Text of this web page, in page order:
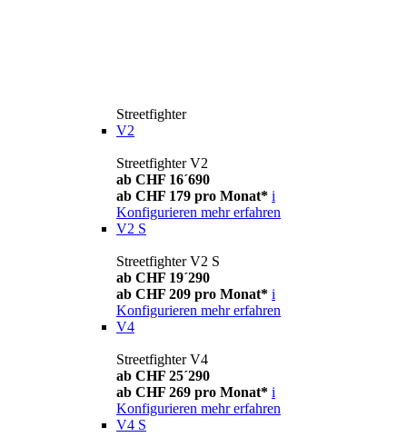
Streetfighter
V2
Streetfighter V2
ab CHF 16´690
ab CHF 179 pro Monat* i
Konfigurieren mehr erfahren
V2 S
Streetfighter V2 S
ab CHF 19´290
ab CHF 209 pro Monat* i
Konfigurieren mehr erfahren
V4
Streetfighter V4
ab CHF 25´290
ab CHF 269 pro Monat* i
Konfigurieren mehr erfahren
V4 S